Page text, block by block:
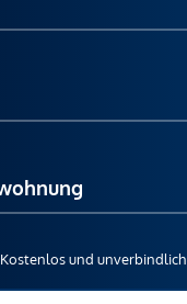
Kostenlos und unverbindlich